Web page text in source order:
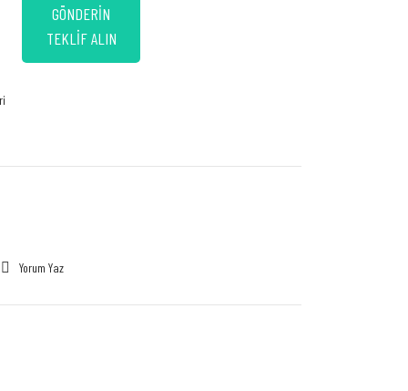
GÖNDERİN
TEKLİF ALIN
Yorum Yaz